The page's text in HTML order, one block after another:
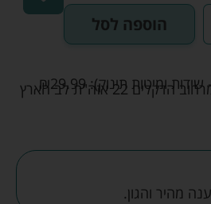
הוספה לסל
ומיטות תינוק): ₪29.99
איסוף עצמי ללא עלות מרחוב הדקלים 22 אזה"ת לב הארץ
מהיר והגון.